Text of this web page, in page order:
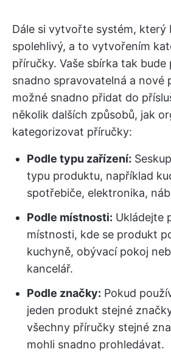
Dále si vytvořte systém, který
spolehlivý, a to vytvořením
příručky. Vaše sbírka tak bude
snadno spravovatelná a nové
možné snadno přidat do
několik dalších způsobů, jak
kategorizovat příručky:
Podle typu zařízení:
typu produktu, například
spotřebiče, elektronika,
Podle místnosti: Ukládejte
místnosti, kde se produkt
kuchyně, obývací pokoj
kancelář.
Podle značky: Pokud
jeden produkt stejné
všechny příručky stejné
mohli snadno prohledávat.